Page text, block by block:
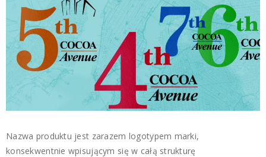
Nazwa produktu jest zarazem logotypem marki,
konsekwentnie wpisującym się w całą strukturę